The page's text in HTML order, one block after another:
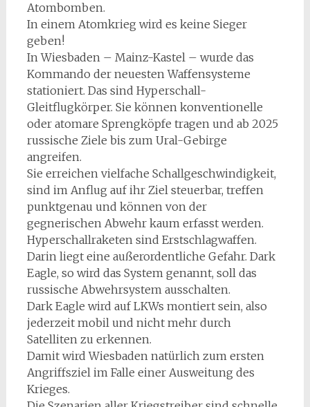
Atombomben.
In einem Atomkrieg wird es keine Sieger
geben!
In Wiesbaden – Mainz-Kastel – wurde das
Kommando der neuesten Waffensysteme
stationiert. Das sind Hyperschall-
Gleitflugkörper. Sie können konventionelle
oder atomare Sprengköpfe tragen und ab 2025
russische Ziele bis zum Ural-Gebirge
angreifen.
Sie erreichen vielfache Schallgeschwindigkeit,
sind im Anflug auf ihr Ziel steuerbar, treffen
punktgenau und können von der
gegnerischen Abwehr kaum erfasst werden.
Hyperschallraketen sind Erstschlagwaffen.
Darin liegt eine außerordentliche Gefahr. Dark
Eagle, so wird das System genannt, soll das
russische Abwehrsystem ausschalten.
Dark Eagle wird auf LKWs montiert sein, also
jederzeit mobil und nicht mehr durch
Satelliten zu erkennen.
Damit wird Wiesbaden natürlich zum ersten
Angriffsziel im Falle einer Ausweitung des
Krieges.